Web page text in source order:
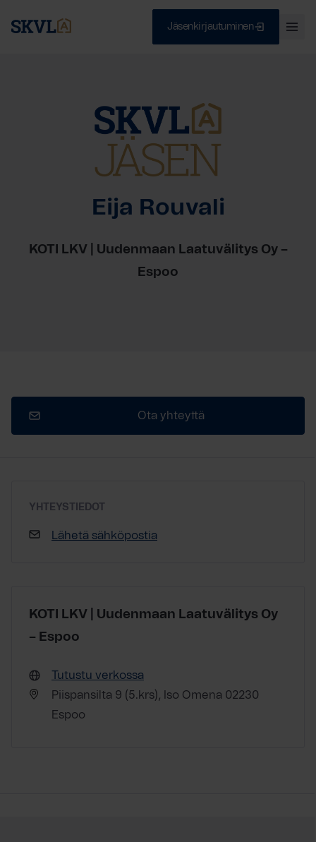
Jäsenkirjautuminen
Eija Rouvali
KOTI LKV | Uudenmaan Laatuvälitys Oy –
Espoo
Ota yhteyttä
YHTEYSTIEDOT
Lähetä sähköpostia
KOTI LKV | Uudenmaan Laatuvälitys Oy
– Espoo
Tutustu verkossa
Piispansilta 9 (5.krs), Iso Omena 02230
Espoo